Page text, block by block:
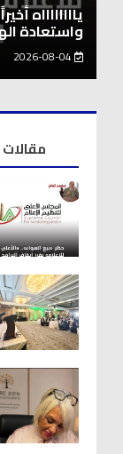
نقيب
التطورات